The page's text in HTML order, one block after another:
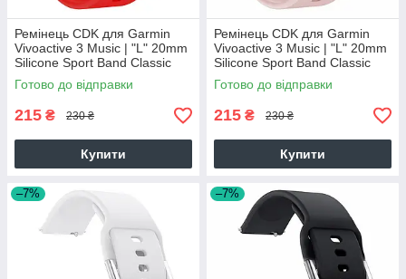
Ремінець CDK для Garmin
Vivoactive 3 Music | "L" 20mm
Silicone Sport Band Classic
(09651) (red)
Готово до відправки
215 ₴ 230 ₴
Купити
Ремінець CDK для Garmin
Vivoactive 3 Music | "L" 20mm
Silicone Sport Band Classic
(09651) (pink)
Готово до відправки
215 ₴ 230 ₴
Купити
–7% –7%